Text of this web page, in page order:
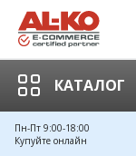
КАТАЛОГ
Пн-Пт 9:00-18:00
Купуйте онлайн